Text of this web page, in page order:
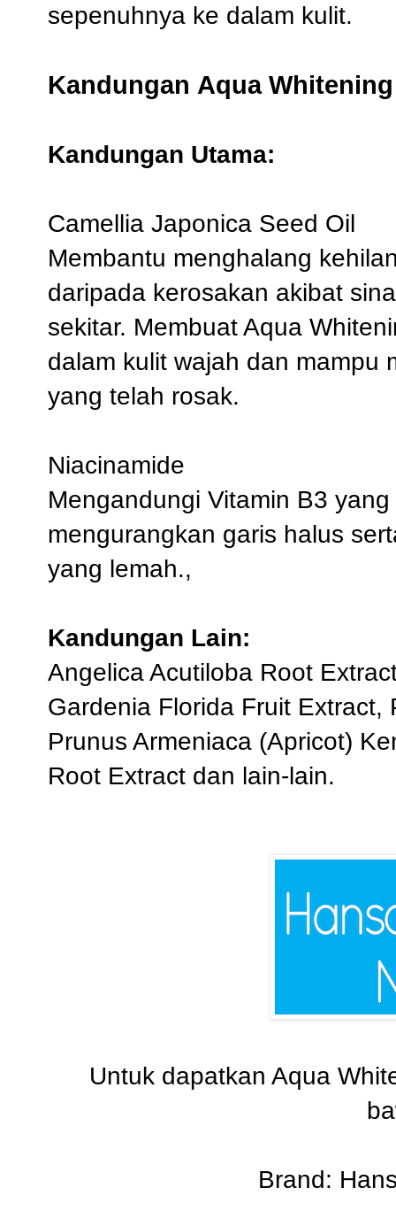
sepenuhnya ke dalam kulit.
Kandungan Aqua
Kandungan Utama:
Camellia Japonica Seed Oil
Membantu menghalang
daripada kerosakan akibat
sekitar. Membuat Aqua
dalam kulit wajah dan mampu
yang telah rosak.
Niacinamide
Mengandungi Vitamin B3
mengurangkan garis halus
yang lemah.,
Kandungan Lain:
Angelica Acutiloba Root
Gardenia Florida Fruit
Prunus Armeniaca (Apricot)
Root Extract dan lain-lain.
Untuk dapatkan Aqua
Brand: